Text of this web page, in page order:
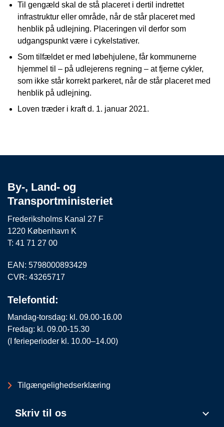
Til gengæld skal de stå placeret i dertil indrettet
infrastruktur eller område, når de står placeret med
henblik på udlejning. Placeringen vil derfor som
udgangspunkt være i cykelstativer.
Som tilfældet er med løbehjulene, får kommunerne
hjemmel til – på udlejerens regning – at fjerne cykler,
som ikke står korrekt parkeret, når de står placeret med
henblik på udlejning.
Loven træder i kraft d. 1. januar 2021.
By-, Land- og
Transportministeriet
Frederiksholms Kanal 27 F
1220 København K
T: 41 71 27 00
EAN: 5798000893429
CVR: 43265717
Telefontid:
Mandag-torsdag: kl. 09.00-16.00
Fredag: kl. 09.00-15.30
(I ferieperioder kl. 10.00–14.00)
Tilgængelighedserklæring
Skriv til os